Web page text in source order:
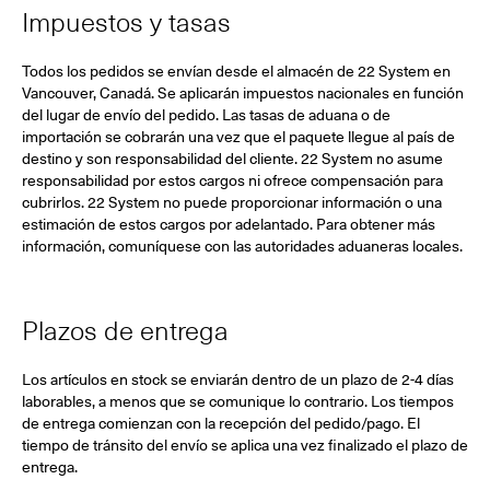
Impuestos y tasas
Todos los pedidos se envían desde el almacén de 22 System en
Vancouver, Canadá. Se aplicarán impuestos nacionales en función
del lugar de envío del pedido. Las tasas de aduana o de
importación se cobrarán una vez que el paquete llegue al país de
destino y son responsabilidad del cliente. 22 System no asume
responsabilidad por estos cargos ni ofrece compensación para
cubrirlos. 22 System no puede proporcionar información o una
estimación de estos cargos por adelantado. Para obtener más
información, comuníquese con las autoridades aduaneras locales.
Plazos de entrega
Los artículos en stock se enviarán dentro de un plazo de 2-4 días
laborables, a menos que se comunique lo contrario. Los tiempos
de entrega comienzan con la recepción del pedido/pago. El
tiempo de tránsito del envío se aplica una vez finalizado el plazo de
entrega.